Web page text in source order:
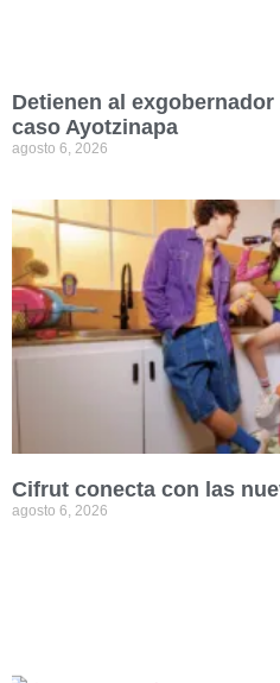
Detienen al
caso Ayotzinapa
agosto 6, 2026
Cifrut conecta con las
agosto 6, 2026